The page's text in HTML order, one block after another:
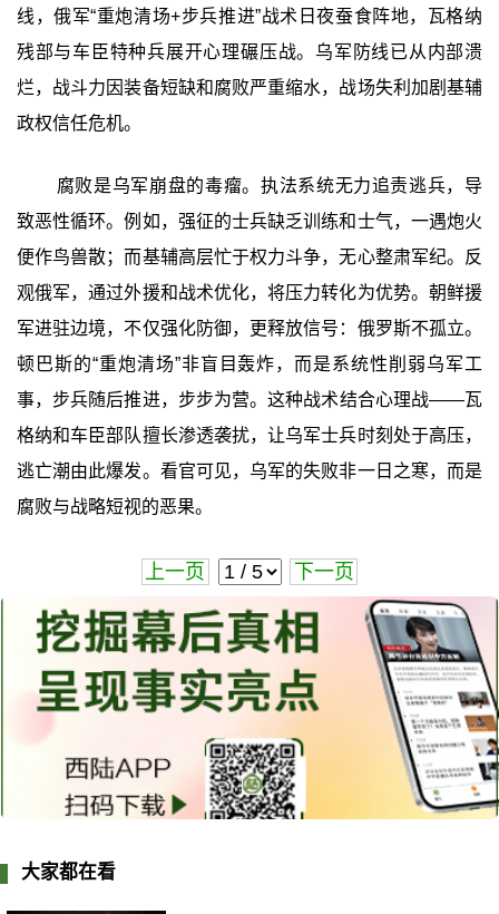
线，俄军“重炮清场+步兵推进”战术日夜蚕食阵地，瓦格纳
残部与车臣特种兵展开心理碾压战。乌军防线已从内部溃
烂，战斗力因装备短缺和腐败严重缩水，战场失利加剧基辅
政权信任危机。
腐败是乌军崩盘的毒瘤。执法系统无力追责逃兵，导
致恶性循环。例如，强征的士兵缺乏训练和士气，一遇炮火
便作鸟兽散；而基辅高层忙于权力斗争，无心整肃军纪。反
观俄军，通过外援和战术优化，将压力转化为优势。朝鲜援
军进驻边境，不仅强化防御，更释放信号：俄罗斯不孤立。
顿巴斯的“重炮清场”非盲目轰炸，而是系统性削弱乌军工
事，步兵随后推进，步步为营。这种战术结合心理战——瓦
格纳和车臣部队擅长渗透袭扰，让乌军士兵时刻处于高压，
逃亡潮由此爆发。看官可见，乌军的失败非一日之寒，而是
腐败与战略短视的恶果。
上一页 下一页
大家都在看